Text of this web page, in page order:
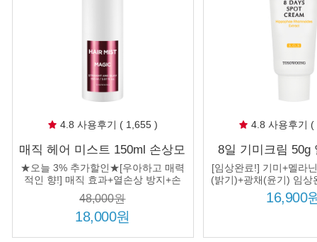
4.8 사용후기 ( 1,655 )
매직 헤어 미스트 150ml 손상모
곱슬모 실크 머릿결 뿌리는 아
미노산 단백질 스프레이
★오늘 3% 추가할인★[우아하고 매력
적인 향!] 매직 효과+열손상 방지+손
상모 관리까지! 3개 구매시 정품 1개
추가 증정!
48,000원
18,000원
4.8 사용후기
8일 기미크림 50g
손등 멜라닌 주근
부 착색
[임상완료!] 기미+멜라
(밝기)+광채(윤기) 임상
시 정품 1개 추
16,900